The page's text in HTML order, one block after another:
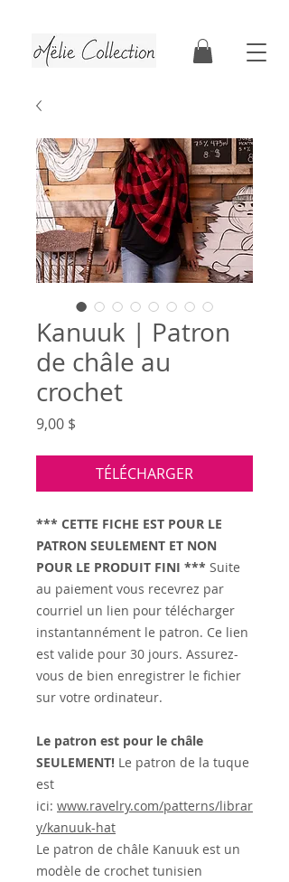
Kanuuk | Patron
de châle au
crochet
9,00 $
TÉLÉCHARGER
*** CETTE FICHE EST POUR LE
PATRON SEULEMENT ET NON
POUR LE PRODUIT FINI *** Suite
au paiement vous recevrez par
courriel un lien pour télécharger
instantannément le patron. Ce lien
est valide pour 30 jours. Assurez-
vous de bien enregistrer le fichier
sur votre ordinateur.
Le patron est pour le châle
SEULEMENT! Le patron de la tuque
est
ici: www.ravelry.com/patterns/librar
y/kanuuk-hat
Le patron de châle Kanuuk est un
modèle de crochet tunisien